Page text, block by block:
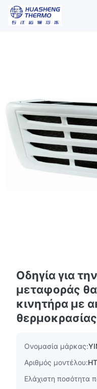
Οδηγία για
μεταφοράς
κινητήρα με
θερμοκρασίας
Ονομασία μάρκας:
Αριθμός μοντέλου:
Ελάχιστη ποσότητα